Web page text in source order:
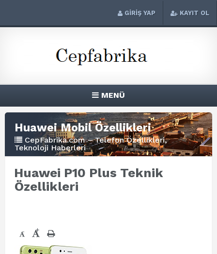
GİRİŞ YAP KAYIT OL
MENÜ
Huawei Mobil Özellikleri
CepFabrika.com – Telefon Özellikleri,
Teknoloji Haberleri
Huawei P10 Plus Teknik
Özellikleri
- +